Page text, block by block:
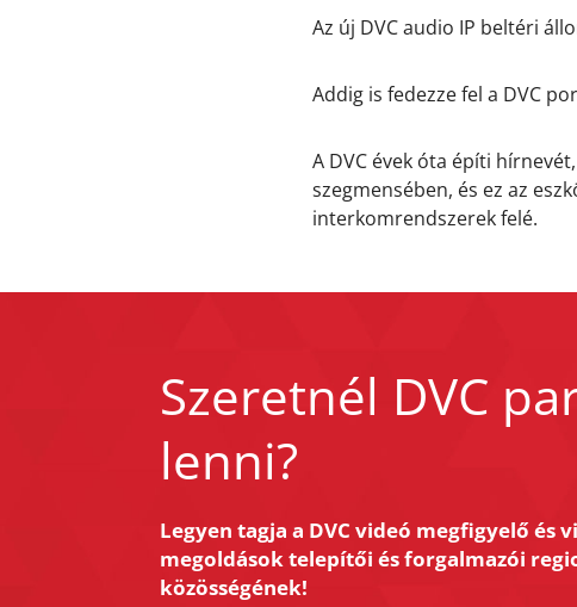
Az új DVC audio IP beltéri
Addig is fedezze fel a DVC
A DVC évek óta építi
szegmensében, és ez az
interkomrendszerek felé.
Szeretnél DVC
lenni?
Legyen tagja a DVC videó megfigyelő és
megoldások telepítői és forgalmazói
közösségének!